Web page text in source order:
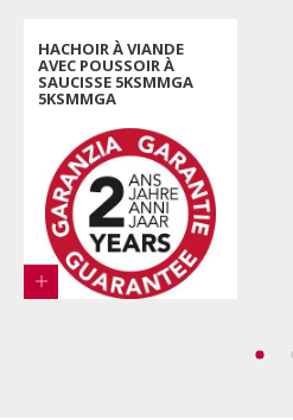
HACHOIR À VIANDE
AVEC POUSSOIR À
SAUCISSE 5KSMMGA
5KSMMGA